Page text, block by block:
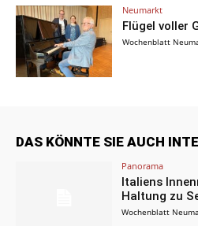
Neumarkt
Flügel voller
Wochenblatt
DAS KÖNNTE SIE AUCH
Panorama
Italiens
Haltung zu
Wochenblatt